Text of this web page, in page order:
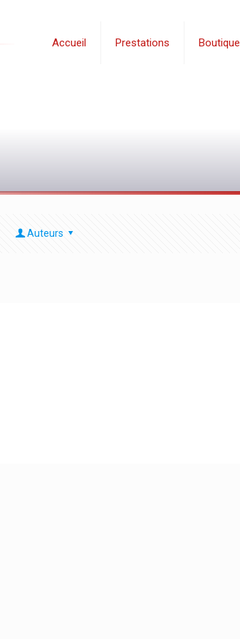
Accueil Prestations Boutique
Auteurs